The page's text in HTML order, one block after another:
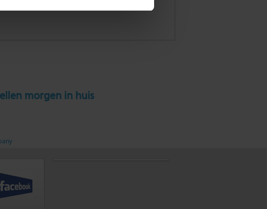
morgen in huis